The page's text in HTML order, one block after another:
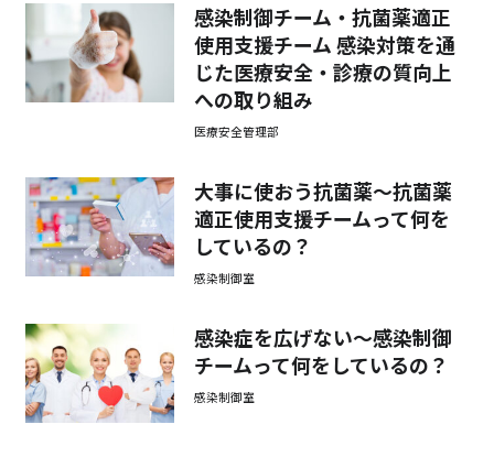
感染制御チーム・抗菌薬適正
使用支援チーム 感染対策を通
じた医療安全・診療の質向上
への取り組み
医療安全管理部
大事に使おう抗菌薬～抗菌薬
適正使用支援チームって何を
しているの？
感染制御室
感染症を広げない～感染制御
チームって何をしているの？
感染制御室